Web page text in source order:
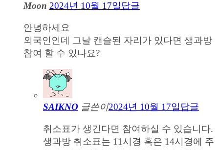
Moon 2024년 10월 17일 답글
안녕하세요
외국인인데 그날 캔슬된 자리가 있다면 생과방
참여 할 수 있나요?
SAIKNO 글쓴이2024년 10월 17일 답글
취소표가 생긴다면 참여하실 수 있습니다.
생과방 취소표는 11시경 혹은 14시경에 주